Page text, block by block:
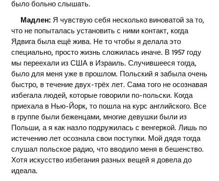
было больно слышать.
Мадлен: Я чувствую себя несколько виноватой за то,
что не попыталась установить с ними контакт, когда
Ядвига была ещё жива. Не то чтобы я делала это
специально, просто жизнь сложилась иначе. В 1957 году
мы переехали из США в Израиль. Случившееся тогда,
было для меня уже в прошлом. Польский я забыла очень
быстро, в течение двух-трёх лет. Сама того не осознавая
избегала людей, которые говорили по-польски. Когда
приехала в Нью-Йорк, то пошла на курс английского. Все
в группе были беженцами, многие девушки были из
Польши, а я как назло подружилась с венгеркой. Лишь по
истечению лет осознала свои поступки. Мой дядя тогда
слушал польское радио, что вводило меня в бешенство.
Хотя искусство избегания разных вещей я довела до
идеала.